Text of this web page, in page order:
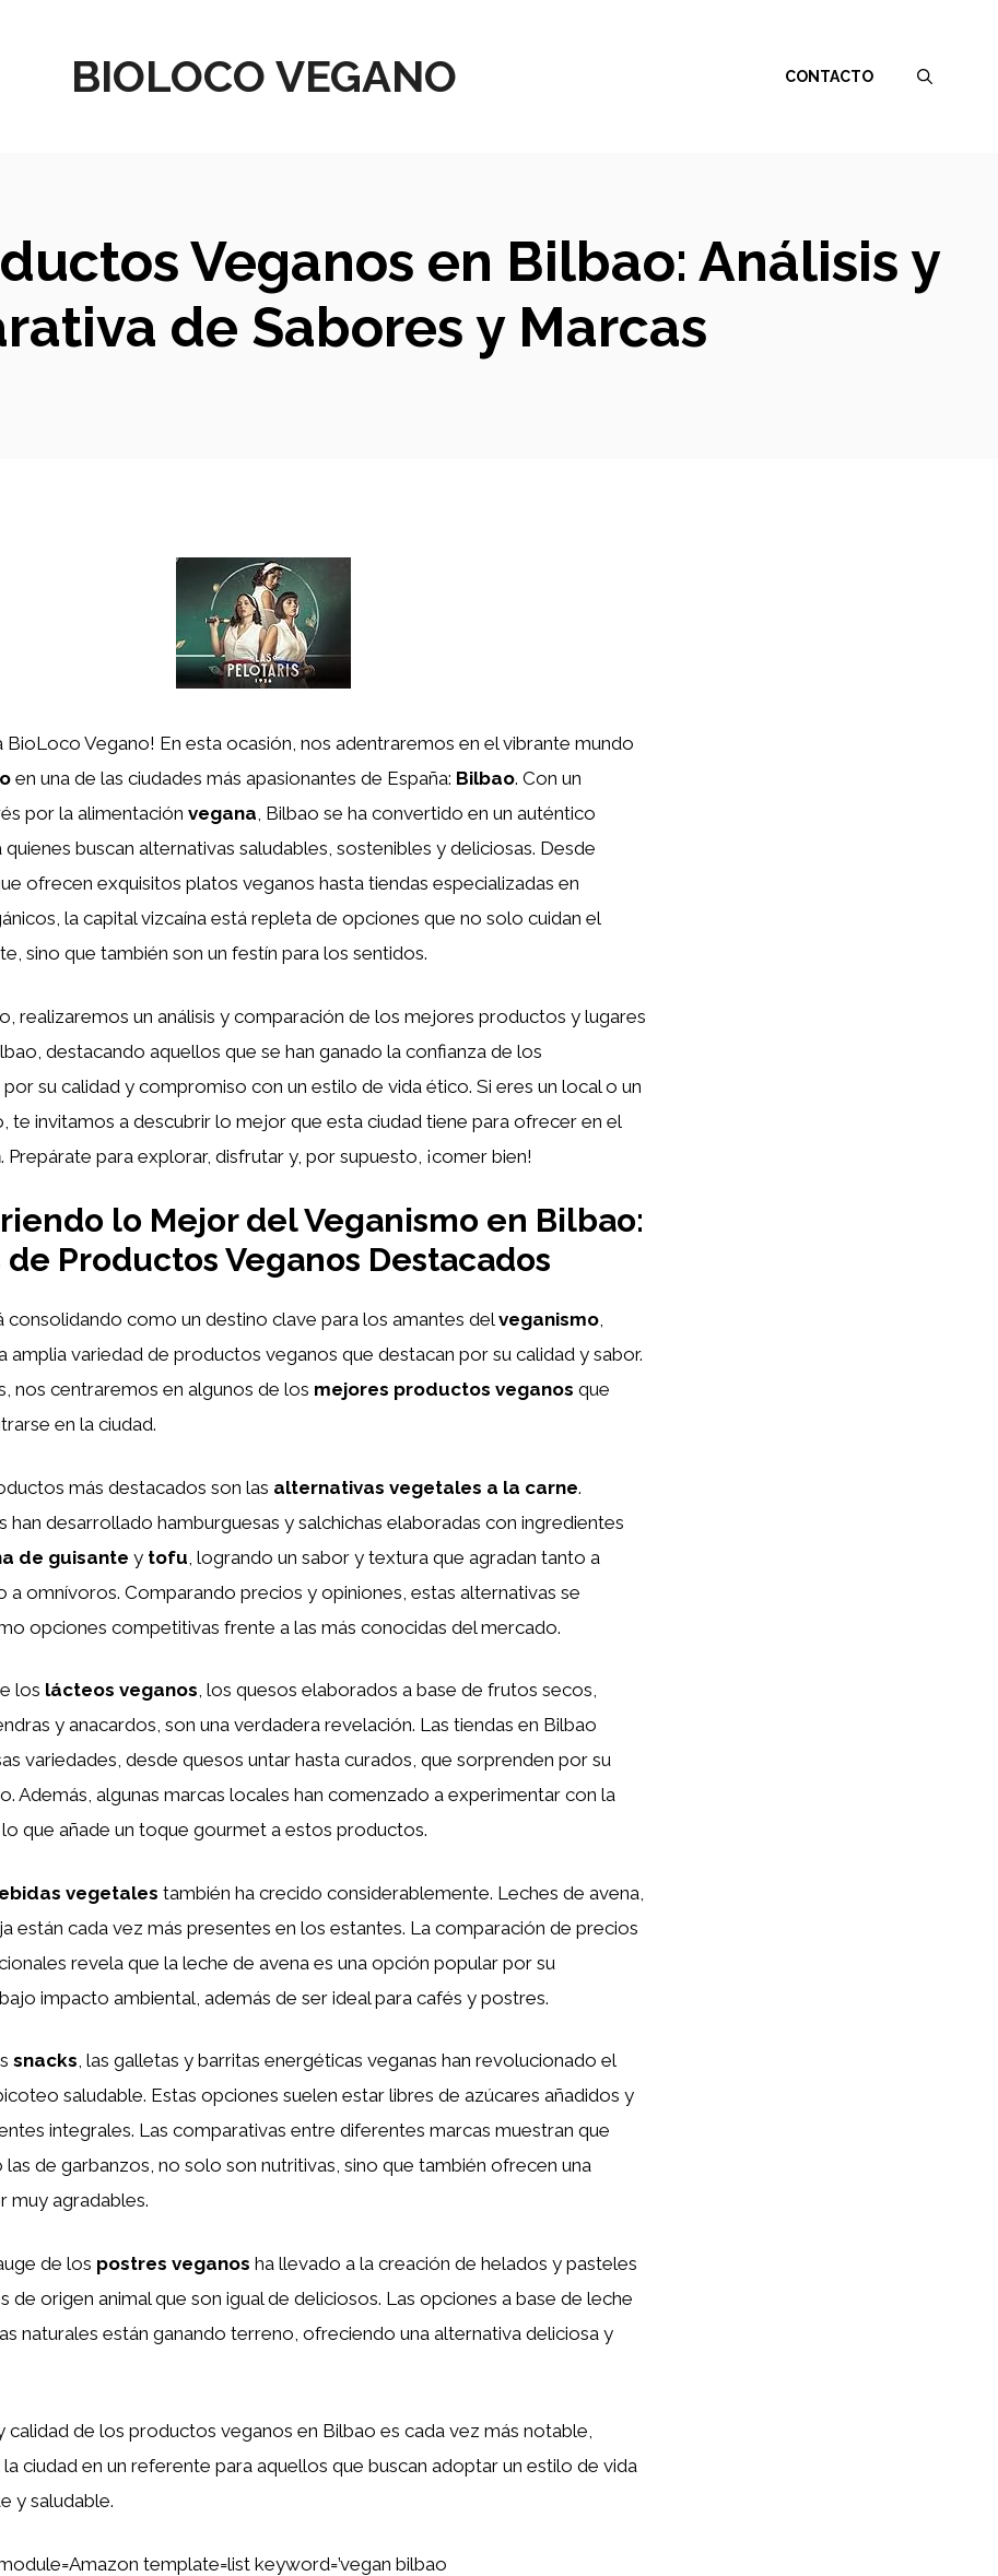
BIOLOCO VEGANO CONTACTO
Veganos en Bilbao: Análisis y
de Sabores y Marcas
BioLoco Vegano! En esta ocasión, nos adentraremos en el vibrante mundo
en una de las ciudades más apasionantes de España: Bilbao. Con un
por la alimentación vegana, Bilbao se ha convertido en un auténtico
buscan alternativas saludables, sostenibles y deliciosas. Desde
ofrecen exquisitos platos veganos hasta tiendas especializadas en
la capital vizcaína está repleta de opciones que no solo cuidan el
sino que también son un festín para los sentidos.
realizaremos un análisis y comparación de los mejores productos y lugares
destacando aquellos que se han ganado la confianza de los
su calidad y compromiso con un estilo de vida ético. Si eres un local o un
te invitamos a descubrir lo mejor que esta ciudad tiene para ofrecer en el
. Prepárate para explorar, disfrutar y, por supuesto, ¡comer bien!
lo Mejor del Veganismo en Bilbao:
Productos Veganos Destacados
consolidando como un destino clave para los amantes delveganismo,
amplia variedad de productos veganos que destacan por su calidad y sabor.
nos centraremos en algunos de los mejores productos veganos que
en la ciudad.
más destacados son las alternativas vegetales a la carne.
han desarrollado hamburguesas y salchichas elaboradas con ingredientes
de guisante y tofu , logrando un sabor y textura que agradan tanto a
a omnívoros. Comparando precios y opiniones, estas alternativas se
opciones competitivas frente a las más conocidas del mercado.
los lácteos veganos, los quesos elaborados a base de frutos secos,
y anacardos, son una verdadera revelación. Las tiendas en Bilbao
variedades, desde quesos untar hasta curados, que sorprenden por su
Además, algunas marcas locales han comenzado a experimentar con la
que añade un toque gourmet a estos productos.
vegetales también ha crecido considerablemente. Leches de avena,
están cada vez más presentes en los estantes. La comparación de precios
revela que la leche de avena es una opción popular por su
impacto ambiental, además de ser ideal para cafés y postres.
snacks, las galletas y barritas energéticas veganas han revolucionado el
saludable. Estas opciones suelen estar libres de azúcares añadidos y
integrales. Las comparativas entre diferentes marcas muestran que
las de garbanzos, no solo son nutritivas, sino que también ofrecen una
muy agradables.
de los postres veganos ha llevado a la creación de helados y pasteles
de origen animal que son igual de deliciosos. Las opciones a base de leche
naturales están ganando terreno, ofreciendo una alternativa deliciosa y
calidad de los productos veganos en Bilbao es cada vez más notable,
ciudad en un referente para aquellos que buscan adoptar un estilo de vida
y saludable.
template=list keyword=’vegan bilbao